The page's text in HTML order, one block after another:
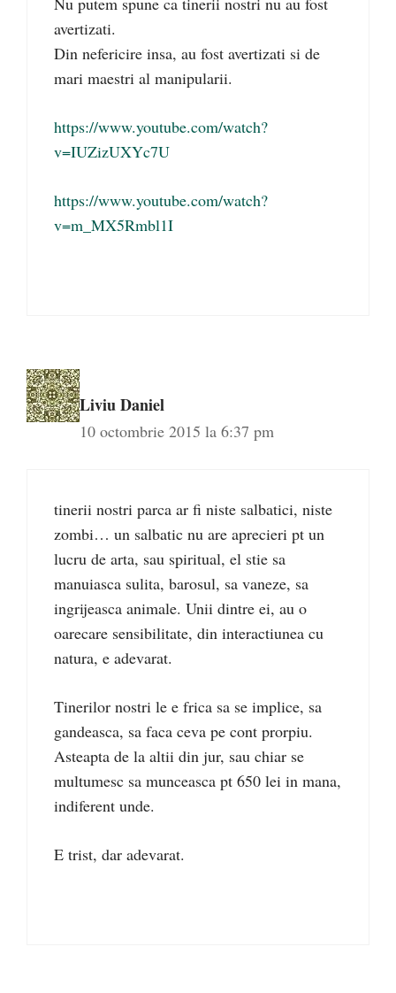
avertizati.
Din nefericire insa, au fost avertizati si de
mari maestri al manipularii.
https://www.youtube.com/watch?
v=IUZizUXYc7U
https://www.youtube.com/watch?
v=m_MX5Rmbl1I
Liviu Daniel
10 octombrie 2015 la 6:37 pm
tinerii nostri parca ar fi niste salbatici, niste
zombi… un salbatic nu are aprecieri pt un
lucru de arta, sau spiritual, el stie sa
manuiasca sulita, barosul, sa vaneze, sa
ingrijeasca animale. Unii dintre ei, au o
oarecare sensibilitate, din interactiunea cu
natura, e adevarat.
Tinerilor nostri le e frica sa se implice, sa
gandeasca, sa faca ceva pe cont prorpiu.
Asteapta de la altii din jur, sau chiar se
multumesc sa munceasca pt 650 lei in mana,
indiferent unde.
E trist, dar adevarat.